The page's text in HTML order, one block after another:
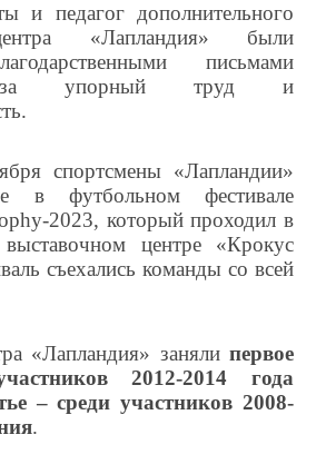
и педагог дополнительного
«Лапландия» были
письмами
за упорный труд и
спортсмены «Лапландии»
в футбольном фестивале
2023, который проходил в
центре «Крокус
съехались команды со всей
«Лапландия» заняли первое
2012-2014 года
– среди участников 2008-
.